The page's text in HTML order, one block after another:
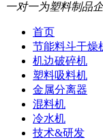
一对一为塑料制品
首页
节能料斗干燥
机边破碎机
塑料吸料机
金属分离器
混料机
冷水机
技术&研发